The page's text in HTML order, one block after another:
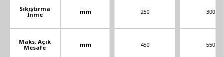
Sıkıştırma
İnme
mm
Maks. Açık
Mesafe
mm
250
450
300
550